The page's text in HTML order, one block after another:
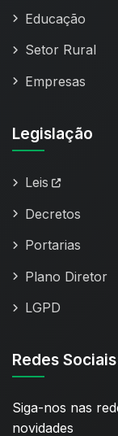
Educação
Setor Rural
Empresas
Legislação
Leis
Decretos
Portarias
Plano Diretor
LGPD
Redes Sociais
Siga-nos nas
novidades